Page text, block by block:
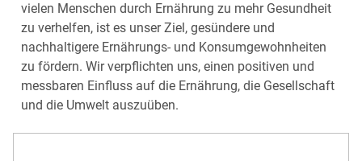
vielen Menschen durch Ernährung zu mehr Gesundheit
zu verhelfen, ist es unser Ziel, gesündere und
nachhaltigere Ernährungs- und Konsumgewohnheiten
zu fördern. Wir verpflichten uns, einen positiven und
messbaren Einfluss auf die Ernährung, die Gesellschaft
und die Umwelt auszuüben.